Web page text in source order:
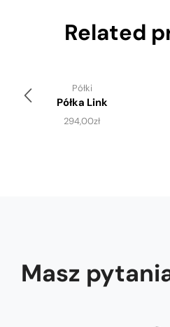
Related
Półki
Półka Link
294,00zł
Masz